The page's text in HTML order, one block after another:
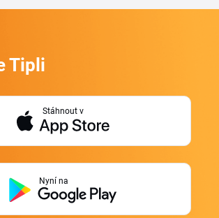
Tipli
Stáhnout v
Nyní na